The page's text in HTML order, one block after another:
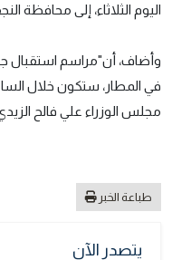
اليوم الثلاثاء، إلى محافظة
وأضاف، أن"مراسم استقبال
في المطار، ستكون خلال
مجلس الوزراء علي فالح
طباعة الخبر
يتصدر الآن